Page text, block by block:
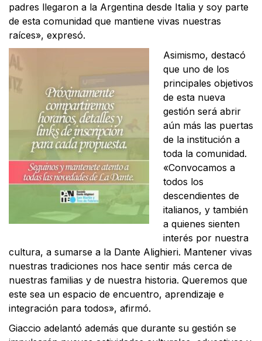
padres llegaron a la Argentina desde Italia y soy parte
de esta comunidad que mantiene vivas nuestras
raíces», expresó.
Asimismo, destacó
que uno de los
principales objetivos
de esta nueva
gestión será abrir
aún más las puertas
de la institución a
toda la comunidad.
«Convocamos a
todos los
descendientes de
italianos, y también
a quienes sienten
interés por nuestra
cultura, a sumarse a la Dante Alighieri. Mantener vivas
nuestras tradiciones nos hace sentir más cerca de
nuestras familias y de nuestra historia. Queremos que
este sea un espacio de encuentro, aprendizaje e
integración para todos», afirmó.
Giaccio adelantó además que durante su gestión se